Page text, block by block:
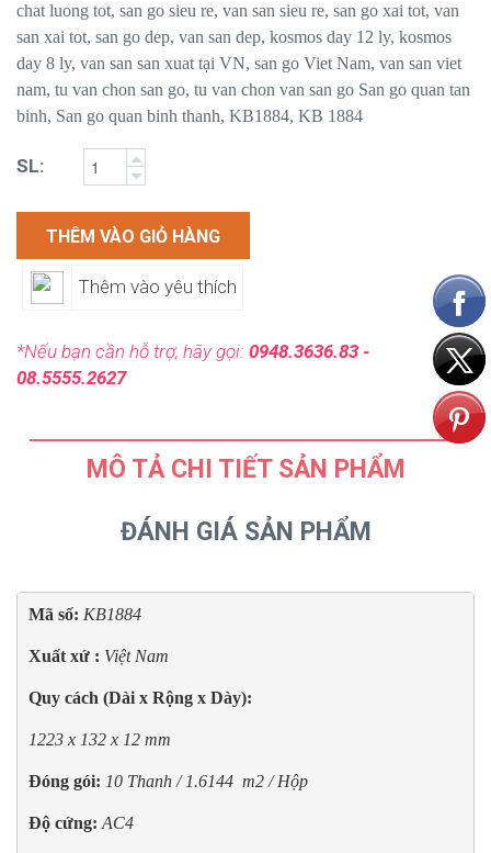
chat luong tot, san go sieu re, van san sieu re, san go xai tot, van
san xai tot, san go dep, van san dep, kosmos day 12 ly, kosmos
day 8 ly, van san san xuat tại VN, san go Viet Nam, van san viet
nam, tu van chon san go, tu van chon van san go San go quan tan
binh, San go quan binh thanh, KB1884, KB 1884
SL:
THÊM VÀO GIỎ HÀNG
Thêm vào yêu thích
*Nếu bạn cần hỗ trợ, hãy gọi: 0948.3636.83 -
08.5555.2627
MÔ TẢ CHI TIẾT SẢN PHẨM
ĐÁNH GIÁ SẢN PHẨM
Mã số: KB1884
Xuất xứ : Việt Nam
Quy cách (Dài x Rộng x Dày):
1223 x 132 x 12 mm
Đóng gói: 10 Thanh / 1.6144  m2 / Hộp
Độ cứng: AC4